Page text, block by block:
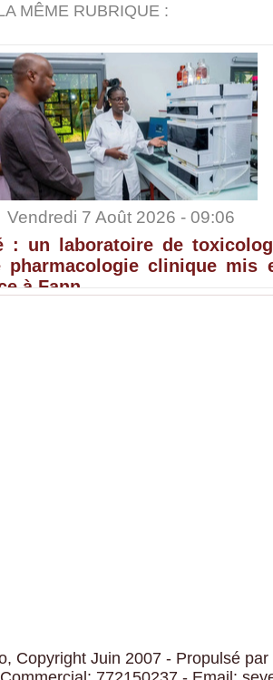
MÊME RUBRIQUE :
Vendredi 7 Août 2026 - 09:06
: un laboratoire de
pharmacologie clinique mis
à Fann
Copyright Juin 2007 - Propulsé